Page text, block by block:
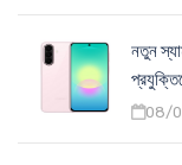
নতুন
08/